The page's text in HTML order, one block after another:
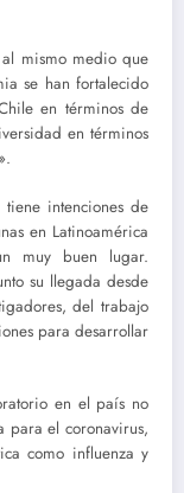
mismo medio que
se han fortalecido
en términos de
en términos
intenciones de
en Latinoamérica
muy buen lugar.
su llegada desde
del trabajo
para desarrollar
en el país no
para el coronavirus,
como influenza y